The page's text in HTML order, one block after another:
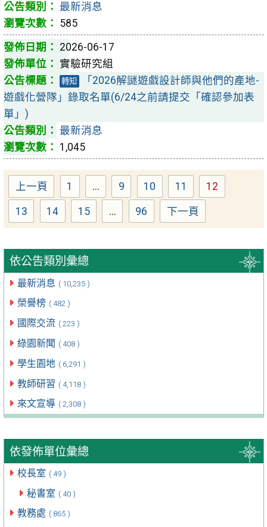
依公告類別彙總
最新消息 ( 10,235 )
榮譽榜 ( 482 )
國際交流 ( 223 )
綠園新聞 ( 408 )
學生園地 ( 6,291 )
教師研習 ( 4,118 )
來文宣導 ( 2,308 )
依發佈單位彙總
校長室 ( 49 )
秘書室 ( 40 )
教務處 ( 865 )
最新消息
585
2026-06-17
實驗研究組
轉知
「2026解謎遊戲設計師與他們的產地-
遊戲化營隊」錄取名單(6/24之前請提交「確認參加表
單」)
最新消息
1,045
上一頁 Page
1 ... Page
9 Page
10 Page
11 Page
12
Page
13 Page
14 Page
15 ... Page
96 下一頁